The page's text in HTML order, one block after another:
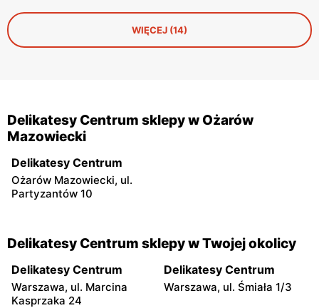
WIĘCEJ (14)
Delikatesy Centrum sklepy w Ożarów
Mazowiecki
Delikatesy Centrum
Ożarów Mazowiecki, ul.
Partyzantów 10
Delikatesy Centrum sklepy w Twojej okolicy
Delikatesy Centrum
Warszawa, ul. Marcina
Kasprzaka 24
Delikatesy Centrum
Warszawa, ul. Śmiała 1/3